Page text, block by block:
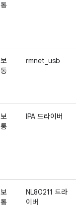
통
보
통
rmnet_usb
보
통
IPA 드라이버
보
통
NL80211 드라
이버